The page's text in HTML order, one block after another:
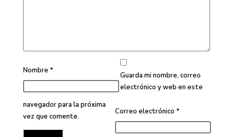
Nombre *
Correo electrónico *
Guarda mi nombre, correo
electrónico y web en este
navegador para la próxima
vez que comente.